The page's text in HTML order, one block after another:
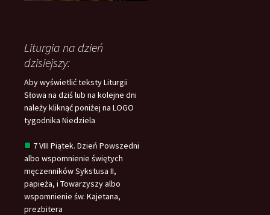
Liturgia na dzień
dzisiejszy:
Aby wyświetlić teksty Liturgii
Słowa na dziś lub na kolejne dni
należy kliknąć poniżej na LOGO
tygodnika Niedziela
7 VIII Piątek. Dzień Powszedni
albo wspomnienie świętych
męczenników Sykstusa II,
papieża, i Towarzyszy albo
wspomnienie św. Kajetana,
prezbitera